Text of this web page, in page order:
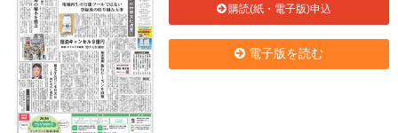
購読(紙・電子版)申込
電子版を読む